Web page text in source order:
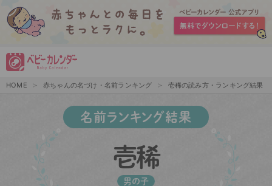
HOME 赤ちゃんの名づけ・名前ランキング 壱稀の読み方・ランキング結果
名前ランキング結果
壱稀
男の子